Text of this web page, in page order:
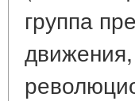
группа